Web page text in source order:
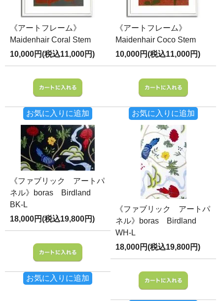
《アートフレーム》
Maidenhair Coral Stem
10,000円(税込11,000円)
お気に入りに追加
《アートフレーム》
Maidenhair Coco Stem
10,000円(税込11,000円)
お気に入りに追加
《ファブリック アートパ
ネル》boras Birdland
BK-L
18,000円(税込19,800円)
お気に入りに追加
《ファブリック アートパ
ネル》boras Birdland
WH-L
18,000円(税込19,800円)